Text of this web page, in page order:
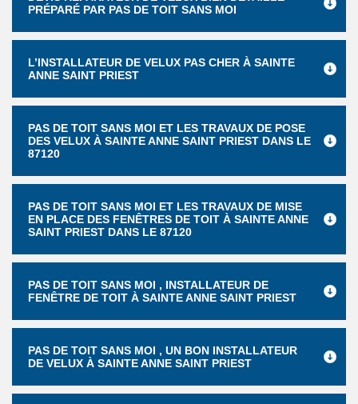
PRÉPARÉ PAR PAS DE TOIT SANS MOI
L’INSTALLATEUR DE VELUX PAS CHER À SAINTE
ANNE SAINT PRIEST
PAS DE TOIT SANS MOI ET LES TRAVAUX DE POSE
DES VELUX À SAINTE ANNE SAINT PRIEST DANS LE
87120
PAS DE TOIT SANS MOI ET LES TRAVAUX DE MISE
EN PLACE DES FENÊTRES DE TOIT À SAINTE ANNE
SAINT PRIEST DANS LE 87120
PAS DE TOIT SANS MOI , INSTALLATEUR DE
FENÊTRE DE TOIT À SAINTE ANNE SAINT PRIEST
PAS DE TOIT SANS MOI , UN BON INSTALLATEUR
DE VELUX À SAINTE ANNE SAINT PRIEST